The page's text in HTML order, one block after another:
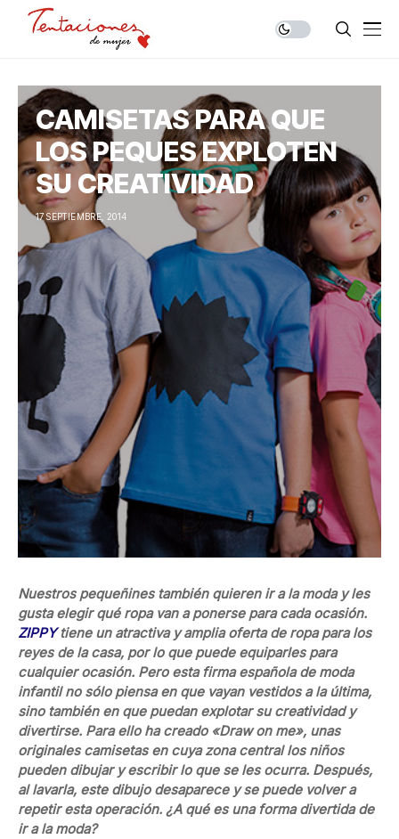
CAMISETAS PARA QUE
LOS PEQUES EXPLOTEN
SU CREATIVIDAD
17 SEPTIEMBRE, 2014
Nuestros pequeñines también quieren ir a la moda y les
gusta elegir qué ropa van a ponerse para cada ocasión.
ZIPPYtiene un atractiva y amplia oferta de ropa para los
reyes de la casa, por lo que puede equiparles para
cualquier ocasión. Pero esta firma española de moda
infantil no sólo piensa en que vayan vestidos a la última,
sino también en que puedan explotar su creatividad y
divertirse. Para ello ha creado «Draw on me», unas
originales camisetas en cuya zona central los niños
pueden dibujar y escribir lo que se les ocurra. Después,
al lavarla, este dibujo desaparece y se puede volver a
repetir esta operación. ¿A qué es una forma divertida de
ir a la moda?